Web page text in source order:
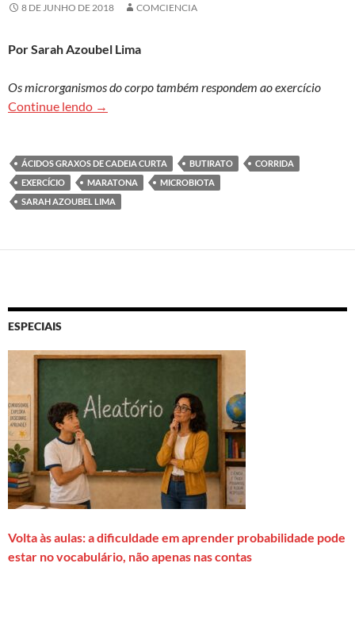
8 DE JUNHO DE 2018 COMCIENCIA
Por Sarah Azoubel Lima
Os microrganismos do corpo também respondem ao exercício
Continue lendo Ninguém corre sozinho
→
ÁCIDOS GRAXOS DE CADEIA CURTA BUTIRATO
CORRIDA
EXERCÍCIO
MARATONA
MICROBIOTA
SARAH AZOUBEL LIMA
ESPECIAIS
Volta às aulas: a dificuldade em aprender probabilidade pode
estar no vocabulário, não apenas nas contas